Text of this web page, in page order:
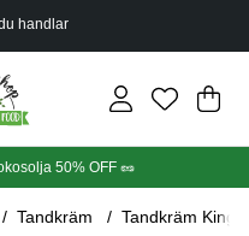
handlar
Din
.
50% OFF 🥜
Tandkräm Tandkräm